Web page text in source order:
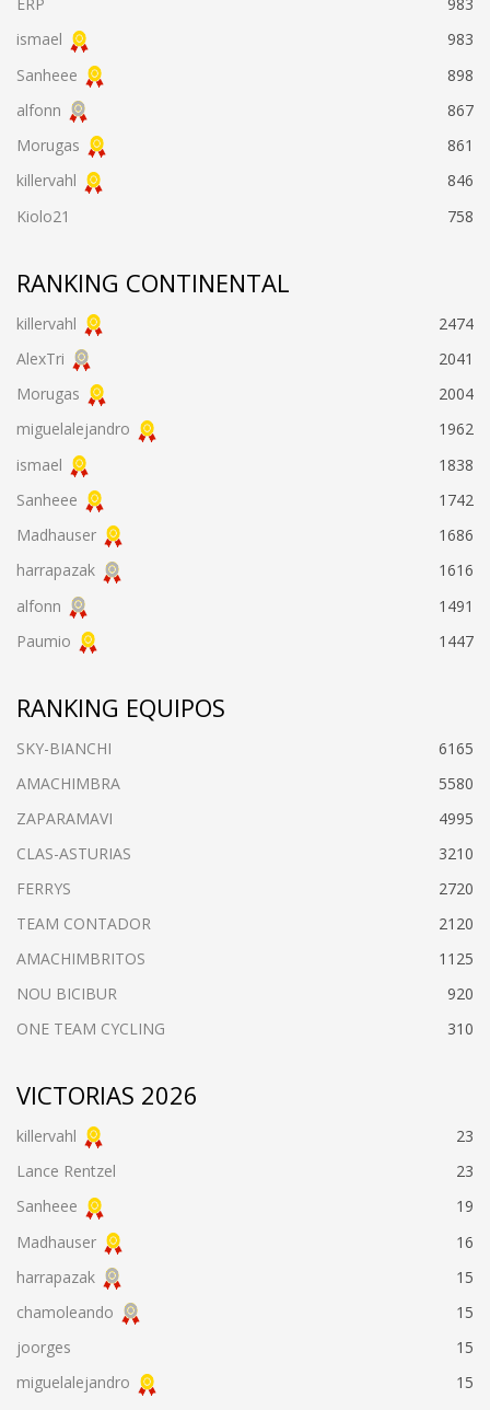
ismael
983
Sanheee
898
alfonn
867
Morugas
861
killervahl
846
Kiolo21
758
RANKING CONTINENTAL
killervahl
2474
AlexTri
2041
Morugas
2004
miguelalejandro
1962
ismael
1838
Sanheee
1742
Madhauser
1686
harrapazak
1616
alfonn
1491
Paumio
1447
RANKING EQUIPOS
SKY-BIANCHI
6165
AMACHIMBRA
5580
ZAPARAMAVI
4995
CLAS-ASTURIAS
3210
FERRYS
2720
TEAM CONTADOR
2120
AMACHIMBRITOS
1125
NOU BICIBUR
920
ONE TEAM CYCLING
310
VICTORIAS 2026
killervahl
23
Lance Rentzel
23
Sanheee
19
Madhauser
16
harrapazak
15
chamoleando
15
joorges
15
miguelalejandro
15